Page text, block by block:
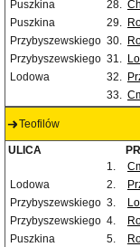
Puszkina
28.
Puszkina
29.
Przybyszewskiego 30.
Przybyszewskiego 31.
Lodowa
32.
33.
Teofilów
ULICA
1.
Lodowa
2.
Przybyszewskiego 3.
Przybyszewskiego 4.
Puszkina
5.